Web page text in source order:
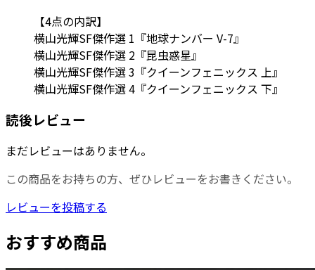
【4点の内訳】
横山光輝SF傑作選 1『地球ナンバー V-7』
横山光輝SF傑作選 2『昆虫惑星』
横山光輝SF傑作選 3『クイーンフェニックス 上』
横山光輝SF傑作選 4『クイーンフェニックス 下』
読後レビュー
まだレビューはありません。
この商品をお持ちの方、ぜひレビューをお書きください。
レビューを投稿する
おすすめ商品